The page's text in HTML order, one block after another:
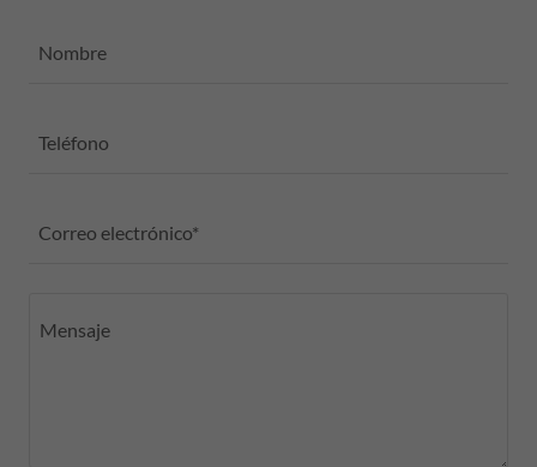
Nombre
Teléfono
Correo electrónico*